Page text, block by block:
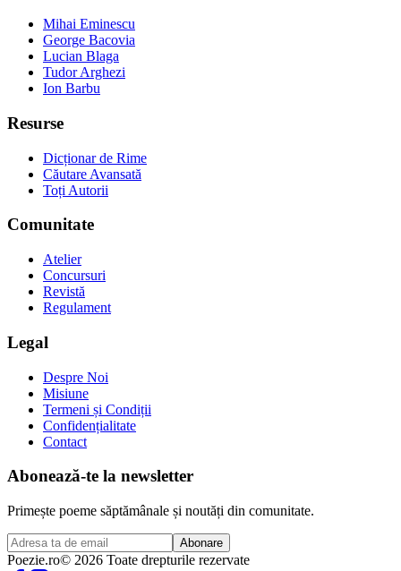
Mihai Eminescu
George Bacovia
Lucian Blaga
Tudor Arghezi
Ion Barbu
Resurse
Dicționar de Rime
Căutare Avansată
Toți Autorii
Comunitate
Atelier
Concursuri
Revistă
Regulament
Legal
Despre Noi
Misiune
Termeni și Condiții
Confidențialitate
Contact
Abonează-te la newsletter
Primește poeme săptămânale și noutăți din comunitate.
Abonare
Poezie.ro© 2026 Toate drepturile rezervate